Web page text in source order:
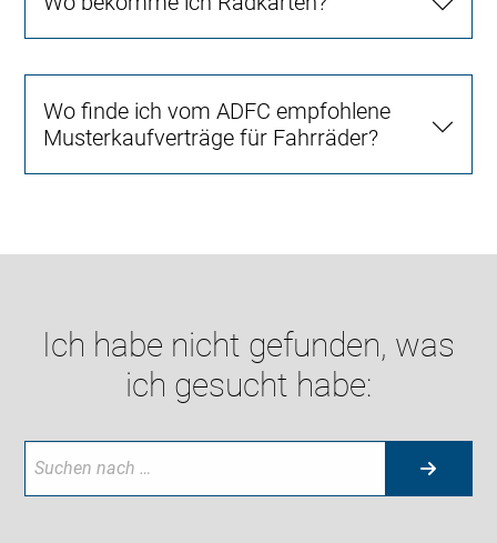
Wo finde ich vom ADFC empfohlene
Musterkaufverträge für Fahrräder?
Ich habe nicht gefunden, was
ich gesucht habe: